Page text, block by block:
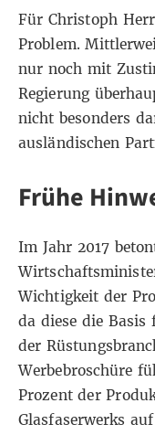
Für Christoph
Problem.
nur noch mit
Regierung
nicht besonders
ausländischen
Frühe
Im Jahr 2017
Wichtigkeit der
da diese die
der
Werbebroschüre
Prozent der
Glasfaserwerks